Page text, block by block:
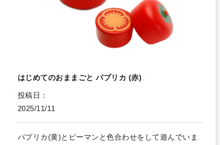
はじめてのおままごと パプリカ (赤)
投稿日
2025/11/11
パプリカ(黄)とピーマンと色合わせをして遊んでいま